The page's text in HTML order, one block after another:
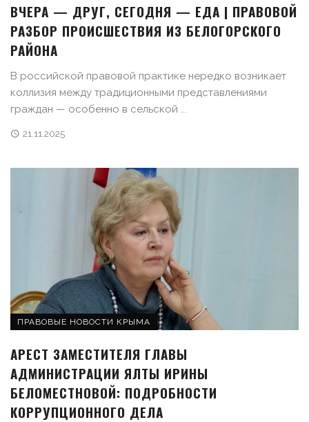
ВЧЕРА — ДРУГ, СЕГОДНЯ — ЕДА | ПРАВОВОЙ
РАЗБОР ПРОИСШЕСТВИЯ ИЗ БЕЛОГОРСКОГО
РАЙОНА
В российской правовой практике нередко возникает
коллизия между традиционными представлениями
граждан — особенно в сельской ...
21.11.2025
ПРАВОВЫЕ НОВОСТИ КРЫМА
АРЕСТ ЗАМЕСТИТЕЛЯ ГЛАВЫ
АДМИНИСТРАЦИИ ЯЛТЫ ИРИНЫ
БЕЛОМЕСТНОВОЙ: ПОДРОБНОСТИ
КОРРУПЦИОННОГО ДЕЛА